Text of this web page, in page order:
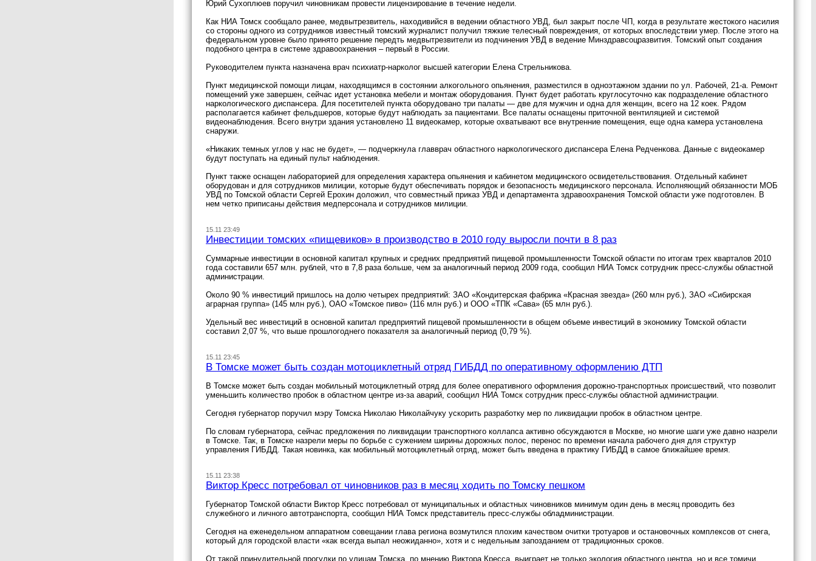
Юрий Сухоплюев поручил чиновникам провести лицензирование в течение недели.
Как НИА Томск сообщало ранее, медвытрезвитель, находивийся в ведении областного УВД, был закрыт после ЧП, когда в результате жестокого насилия
со стороны одного из сотрудников известный томский журналист получил тяжкие телесный повреждения, от которых впоследствии умер. После этого на
федеральном уровне было принято решение передть медвытрезвители из подчинения УВД в ведение Минздравсоцразвития. Томский опыт создания
подобного центра в системе здравоохранения – первый в России.
Руководителем пункта назначена врач психиатр-нарколог высшей категории Елена Стрельникова.
Пункт медицинской помощи лицам, находящимся в состоянии алкогольного опьянения, разместился в одноэтажном здании по ул. Рабочей, 21-а. Ремонт
помещений уже завершен, сейчас идет установка мебели и монтаж оборудования. Пункт будет работать круглосуточно как подразделение областного
наркологического диспансера. Для посетителей пункта оборудовано три палаты — две для мужчин и одна для женщин, всего на 12 коек. Рядом
располагается кабинет фельдшеров, которые будут наблюдать за пациентами. Все палаты оснащены приточной вентиляцией и системой
видеонаблюдения. Всего внутри здания установлено 11 видеокамер, которые охватывают все внутренние помещения, еще одна камера установлена
снаружи.
«Никаких темных углов у нас не будет», — подчеркнула главврач областного наркологического диспансера Елена Редченкова. Данные с видеокамер
будут поступать на единый пульт наблюдения.
Пункт также оснащен лабораторией для определения характера опьянения и кабинетом медицинского освидетельствования. Отдельный кабинет
оборудован и для сотрудников милиции, которые будут обеспечивать порядок и безопасность медицинского персонала. Исполняющий обязанности МОБ
УВД по Томской области Сергей Ерохин доложил, что совместный приказ УВД и департамента здравоохранения Томской области уже подготовлен. В
нем четко приписаны действия медперсонала и сотрудников милиции.
15.11 23:49
Инвестиции томских «пищевиков» в производство в 2010 году выросли почти в 8 раз
Суммарные инвестиции в основной капитал крупных и средних предприятий пищевой промышленности Томской области по итогам трех кварталов 2010
года составили 657 млн. рублей, что в 7,8 раза больше, чем за аналогичный период 2009 года, сообщил НИА Томск сотрудник пресс-службы областной
администрации.
Около 90 % инвестиций пришлось на долю четырех предприятий: ЗАО «Кондитерская фабрика «Красная звезда» (260 млн руб.), ЗАО «Сибирская
аграрная группа» (145 млн руб.), ОАО «Томское пиво» (116 млн руб.) и ООО «ТПК «Сава» (65 млн руб.).
Удельный вес инвестиций в основной капитал предприятий пищевой промышленности в общем объеме инвестиций в экономику Томской области
составил 2,07 %, что выше прошлогоднего показателя за аналогичный период (0,79 %).
15.11 23:45
В Томске может быть создан мотоциклетный отряд ГИБДД по оперативному оформлению ДТП
В Томске может быть создан мобильный мотоциклетный отряд для более оперативного оформления дорожно-транспортных происшествий, что позволит
уменьшить количество пробок в областном центре из-за аварий, сообщил НИА Томск сотрудник пресс-службы областной администрации.
Сегодня губернатор поручил мэру Томска Николаю Николайчуку ускорить разработку мер по ликвидации пробок в областном центре.
По словам губернатора, сейчас предложения по ликвидации транспортного коллапса активно обсуждаются в Москве, но многие шаги уже давно назрели
в Томске. Так, в Томске назрели меры по борьбе с сужением ширины дорожных полос, перенос по времени начала рабочего дня для структур
управления ГИБДД. Такая новинка, как мобильный мотоциклетный отряд, может быть введена в практику ГИБДД в самое ближайшее время.
15.11 23:38
Виктор Кресс потребовал от чиновников раз в месяц ходить по Томску пешком
Губернатор Томской области Виктор Кресс потребовал от муниципальных и областных чиновников минимум один день в месяц проводить без
служебного и личного автотранспорта, сообщил НИА Томск представитель пресс-службы обладминистрации.
Сегодня на еженедельном аппаратном совещании глава региона возмутился плохим качеством очитки тротуаров и остановочных комплексов от снега,
который для городской власти «как всегда выпал неожиданно», хотя и с недельным запозданием от традиционных сроков.
От такой принудительной прогулки по улицам Томска, по мнению Виктора Кресса, выиграет не только экология областного центра, но и все томичи,